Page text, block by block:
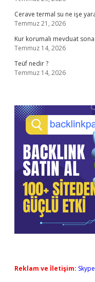
Cerave termal su ne işe
Temmuz 21, 2026
Kur korumalı mevduat
Temmuz 14, 2026
Teüf nedir ?
Temmuz 14, 2026
Reklam ve İletişim: